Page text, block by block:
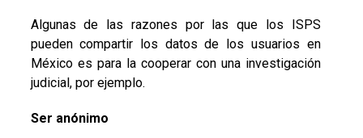
Algunas de las razones por las que los ISPS
pueden compartir los datos de los usuarios en
México es para la cooperar con una investigación
judicial, por ejemplo.
Ser anónimo